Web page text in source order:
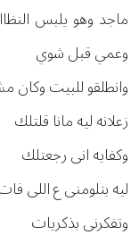
ماجد وهو يلبس
وعمي قبل شوي
وانطلقو للبيت وكان
زعلانه ليه مانا قلتلك
وكفايه انى رجعتلك
ليه بتلومنى ع اللى
وتفكرنى بذكريات